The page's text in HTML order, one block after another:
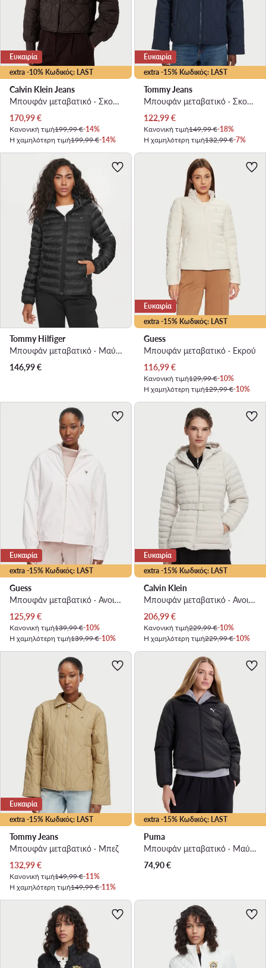
extra -10% Κωδικός: LAST
Ευκαιρία
Calvin Klein Jeans
Μπουφάν μεταβατικό · Σκούρο καφέ
Τρέχουσα τιμή
170,99€
Κανονική τιμή199,99 €-14%
Η χαμηλότερη τιμή199,99 €-14%
extra -15% Κωδικός: LAST
Ευκαιρία
Tommy Jeans
Μπουφάν μεταβατικό · Σκούρο μπλε
Τρέχουσα τιμή
122,99€
Κανονική τιμή149,99 €-18%
Η χαμηλότερη τιμή132,99 €-7%
Tommy Hilfiger
Μπουφάν μεταβατικό · Μαύρο
146,99€
extra -15% Κωδικός: LAST
Ευκαιρία
Guess
Μπουφάν μεταβατικό · Εκρού
Τρέχουσα τιμή
116,99€
Κανονική τιμή129,99 €-10%
Η χαμηλότερη τιμή129,99 €-10%
extra -15% Κωδικός: LAST
Ευκαιρία
Guess
Μπουφάν μεταβατικό · Ανοιχτό ροζ
Τρέχουσα τιμή
125,99€
Κανονική τιμή139,99 €-10%
Η χαμηλότερη τιμή139,99 €-10%
extra -15% Κωδικός: LAST
Ευκαιρία
Calvin Klein
Μπουφάν μεταβατικό · Ανοιχτό μπεζ
Τρέχουσα τιμή
206,99€
Κανονική τιμή229,99 €-10%
Η χαμηλότερη τιμή229,99 €-10%
extra -15% Κωδικός: LAST
Ευκαιρία
Tommy Jeans
Μπουφάν μεταβατικό · Μπεζ
Τρέχουσα τιμή
132,99€
Κανονική τιμή149,99 €-11%
Η χαμηλότερη τιμή149,99 €-11%
extra -15% Κωδικός: LAST
Puma
Μπουφάν μεταβατικό · Μαύρο
74,90€